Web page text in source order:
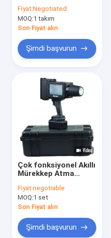
Yazıcı
Yazıcı
Püskürtmeli Yazıcı
Yazıcı
Yazıcı
Püskürtmeli Yazıcı
Kodlama D16L
Mürekkep
Püskürtmeli Kodlama
Fiyat:Negotiated
MOQ:1 takım
Son Fiyat alın
Şimdi başvurun
Çok fonksiyonel Akıllı
Mürekkep Atma
Çelik boru baskı
Fiyat:negotiable
MOQ:1 set
Son Fiyat alın
Şimdi başvurun